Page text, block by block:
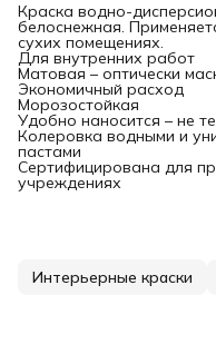
Краска водно-
белоснежная.
сухих помещениях.
Для внутренних работ
Матовая – оптически
Экономичный расход
Морозостойкая
Удобно наносится – не
Колеровка водными и
пастами
Сертифицирована для
учреждениях
Интерьерные краски